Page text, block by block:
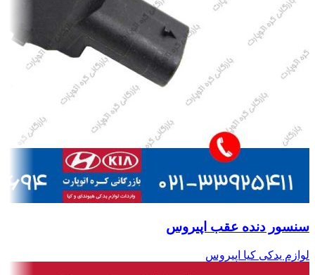
سنسور دنده عقب اپیروس
لوازم یدکی کیا اپیروس